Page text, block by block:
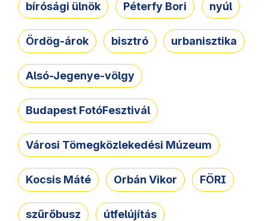
bírósági ülnök Péterfy Bori nyúl
Ördög-árok bisztró urbanisztika
Alsó-Jegenye-völgy
Budapest FotóFesztivál
Városi Tömegközlekedési Múzeum
Kocsis Máté Orbán Vikor FÖRI
szűrőbusz útfelújítás